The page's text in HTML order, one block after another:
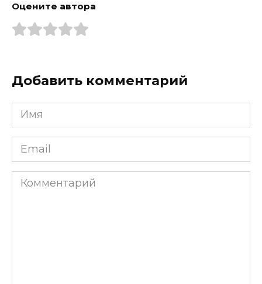
Оцените автора
Добавить комментарий
Имя
*
Email
*
Комментарий